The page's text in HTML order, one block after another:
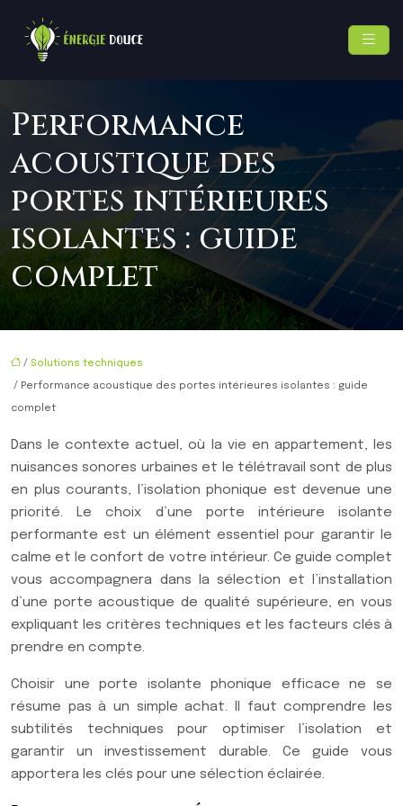
Performance
acoustique des
portes intérieures
isolantes : guide
complet
/ Solutions techniques
/ Performance acoustique des portes intérieures isolantes : guide
complet
Dans le contexte actuel, où la vie en appartement, les
nuisances sonores urbaines et le télétravail sont de plus
en plus courants, l’isolation phonique est devenue une
priorité. Le choix d’une porte intérieure isolante
performante est un élément essentiel pour garantir le
calme et le confort de votre intérieur. Ce guide complet
vous accompagnera dans la sélection et l’installation
d’une porte acoustique de qualité supérieure, en vous
expliquant les critères techniques et les facteurs clés à
prendre en compte.
Choisir une porte isolante phonique efficace ne se
résume pas à un simple achat. Il faut comprendre les
subtilités techniques pour optimiser l’isolation et
garantir un investissement durable. Ce guide vous
apportera les clés pour une sélection éclairée.